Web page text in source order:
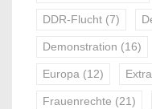
DDR-Flucht (7)
Demonstration (16)
Europa (12)
Frauenrechte (21)